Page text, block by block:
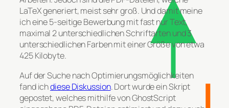
LaTeX generiert, meist sehr groß. Und damit meine
ich eine 5-seitige Bewerbung mit fast nur Text,
maximal 2 unterschiedlichen Schriftarten und 3
unterschiedlichen Farben mit einer Größe von etwa
425 Kilobyte.
Auf der Suche nach Optimierungsmöglichkeiten
fand ichdiese Diskussion. Dort wurde ein Skript
gepostet, welches mithilfe von GhostScript